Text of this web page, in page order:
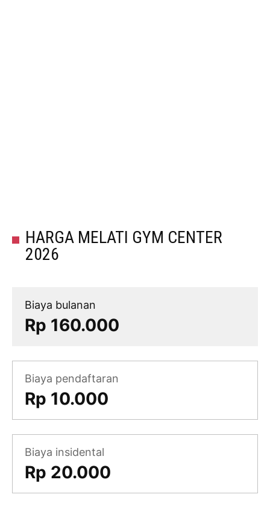
HARGA MELATI GYM CENTER
2026
Biaya bulanan
Rp 160.000
Biaya pendaftaran
Rp 10.000
Biaya insidental
Rp 20.000